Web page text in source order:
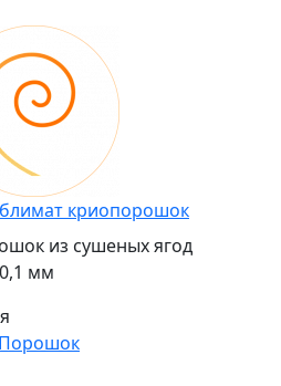
криопорошок
из сушеных ягод
мм
Порошок